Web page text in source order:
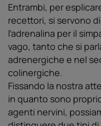
Entrambi, per
recettori, si servono di
ľadrenalina per il
vago, tanto che si
adrenergiche e nel
colinergiche.
Fissando la nostra
in quanto sono
agenti nervini,